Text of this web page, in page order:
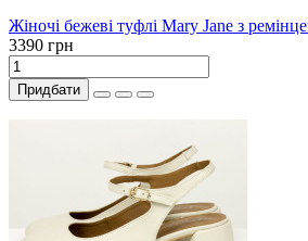
Жіночі бежеві туфлі Mary Jane з
3390 грн
Придбати